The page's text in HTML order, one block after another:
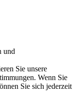
und
Sie unsere
Wenn Sie
Sie sich jederzeit